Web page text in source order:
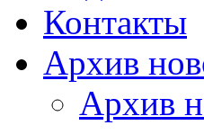
Контакты
Архив
Архив